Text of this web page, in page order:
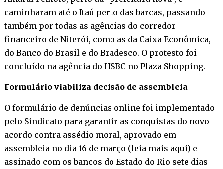
caminharam até o Itaú perto das barcas, passando
também por todas as agências do corredor
financeiro de Niterói, como as da Caixa Econômica,
do Banco do Brasil e do Bradesco. O protesto foi
concluído na agência do HSBC no Plaza Shopping.
Formulário viabiliza decisão de assembleia
O formulário de denúncias online foi implementado
pelo Sindicato para garantir as conquistas do novo
acordo contra assédio moral, aprovado em
assembleia no dia 16 de março (leia mais aqui) e
assinado com os bancos do Estado do Rio sete dias